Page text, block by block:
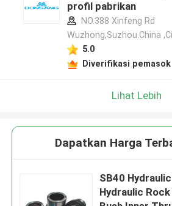
profil pabrikan
NO.388 Xinfeng Rd
Wuzhong,Suzhou.China
5.0
Diverifikasi pemasok
Lihat Lebih
Dapatkan Harga
SB40
Hydraulic